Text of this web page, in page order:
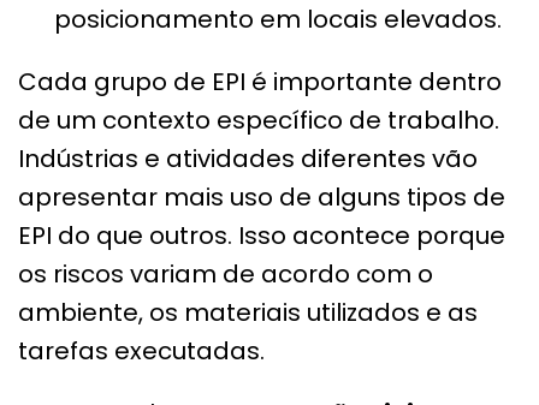
posicionamento em locais elevados.
Cada grupo de EPI é importante dentro
de um contexto específico de trabalho.
Indústrias e atividades diferentes vão
apresentar mais uso de alguns tipos de
EPI do que outros. Isso acontece porque
os riscos variam de acordo com o
ambiente, os materiais utilizados e as
tarefas executadas.